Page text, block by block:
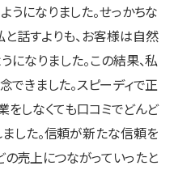
になりました。せっかちな
話すよりも、お客様は自然
なりました。この結果、私
きました。スピーディで正
しなくても口コミでどんど
した。信頼が新たな信頼を
売上につながっていったと